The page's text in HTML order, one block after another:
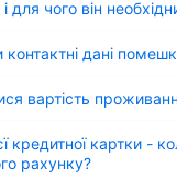
для чого він
дані
вартість
кредитної картки -
рахунку?